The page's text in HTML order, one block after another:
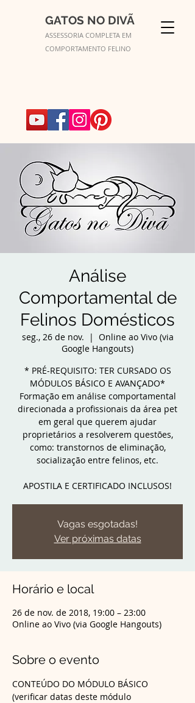
GATOS NO DIVÃ
ASSESSORIA COMPLETA EM
COMPORTAMENTO FELINO
Análise
Comportamental de
Felinos Domésticos
seg., 26 de nov.
  |
Online ao Vivo (via
Google Hangouts)
* PRÉ-REQUISITO: TER CURSADO OS
MÓDULOS BÁSICO E AVANÇADO*
Formação em análise comportamental
direcionada a profissionais da área pet
em geral que querem ajudar
proprietários a resolverem questões,
como: transtornos de eliminação,
socialização entre felinos, etc.
APOSTILA E CERTIFICADO INCLUSOS!
Vagas esgotadas!
Ver próximas datas
Horário e local
26 de nov. de 2018, 19:00 – 23:00
Online ao Vivo (via Google Hangouts)
Sobre o evento
CONTEÚDO DO MÓDULO BÁSICO
(verificar datas deste módulo